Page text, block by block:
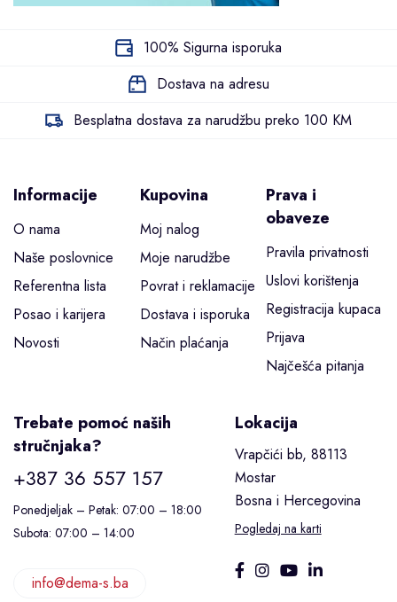
100% Sigurna isporuka
Dostava na adresu
Besplatna dostava za narudžbu preko 100 KM
Informacije
O nama
Naše poslovnice
Referentna lista
Posao i karijera
Novosti
Kupovina
Moj nalog
Moje narudžbe
Povrat i reklamacije
Dostava i isporuka
Način plaćanja
Prava i
obaveze
Pravila privatnosti
Uslovi korištenja
Registracija kupaca
Prijava
Najčešća pitanja
Trebate pomoć naših
stručnjaka?
+387 36 557 157
Ponedjeljak – Petak: 07:00 – 18:00
Subota: 07:00 – 14:00
info@dema-s.ba
Lokacija
Vrapčići bb, 88113
Mostar
Bosna i Hercegovina
Pogledaj na karti